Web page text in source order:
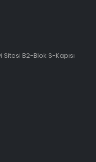
B2-Blok S-Kapısı